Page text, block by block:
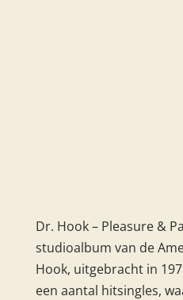
Dr. Hook ‎– Pleasure &
studioalbum van de
Hook, uitgebracht in
een aantal hitsingles,